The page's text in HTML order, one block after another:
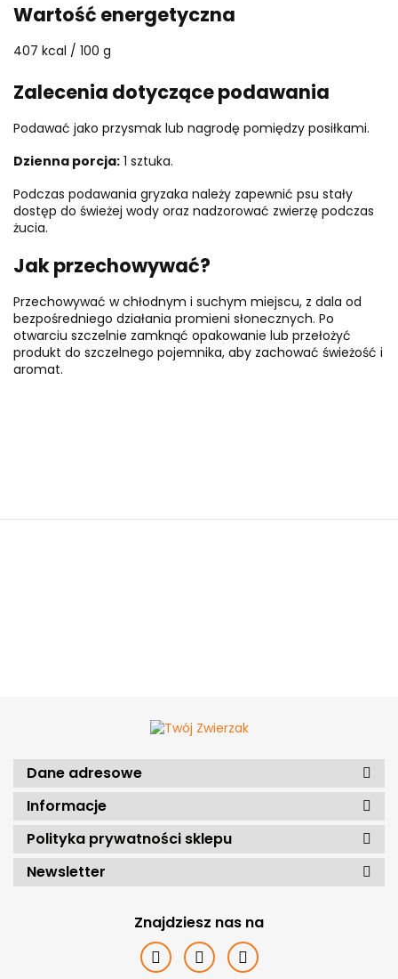
Wartość energetyczna
407 kcal / 100 g
Zalecenia dotyczące podawania
Podawać jako przysmak lub nagrodę pomiędzy posiłkami.
Dzienna porcja: 1 sztuka.
Podczas podawania gryzaka należy zapewnić psu stały
dostęp do świeżej wody oraz nadzorować zwierzę podczas
żucia.
Jak przechowywać?
Przechowywać w chłodnym i suchym miejscu, z dala od
bezpośredniego działania promieni słonecznych. Po
otwarciu szczelnie zamknąć opakowanie lub przełożyć
produkt do szczelnego pojemnika, aby zachować świeżość i
aromat.
Dane adresowe
Informacje
Polityka prywatności sklepu
Newsletter
Znajdziesz nas na